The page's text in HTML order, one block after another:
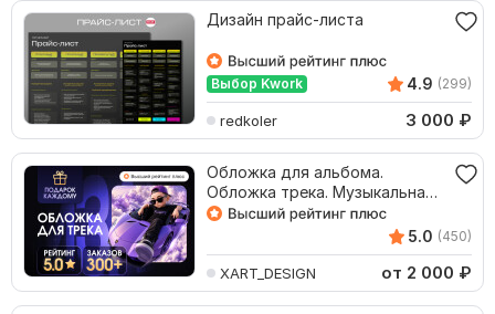
Дизайн прайс-листа
Выбор Kwork 4.9 (299)
redkoler 3 000 ₽
Обложка для альбома.
Обложка трека. Музыкальная
обложка. Обложка песни
5.0 (450)
XART_DESIGN от 2 000 ₽